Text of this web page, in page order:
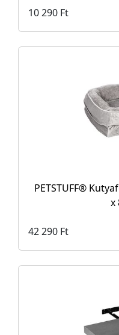
10 290 Ft
PETSTUFF®
x
42 290 Ft